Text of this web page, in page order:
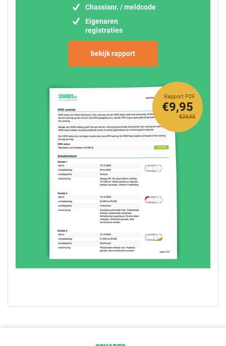
Chassisnr. / meldcode
Eigenaren
registraties
bekijk rapport
Rapport PDF
€29,95
€9,95